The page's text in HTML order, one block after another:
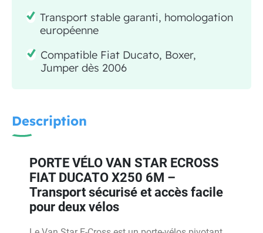
Transport stable garanti, homologation
européenne
Compatible Fiat Ducato, Boxer,
Jumper dès 2006
Description
PORTE VÉLO VAN STAR ECROSS
FIAT DUCATO X250 6M –
Transport sécurisé et accès facile
pour deux vélos